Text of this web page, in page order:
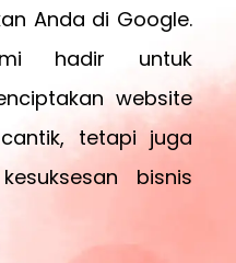
Anda di Google.
hadir untuk
website
tetapi juga
bisnis